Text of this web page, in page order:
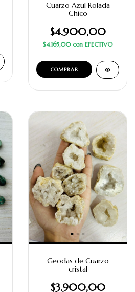
Cuarzo Azul Rolada
Chico
$4.900,00
$4.165,00 con EFECTIVO
Geodas de Cuarzo
cristal
$3.900,00